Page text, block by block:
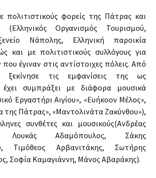
πολιτιστικούς φορείς της Πάτρας και
Οργανισμός Τουρισμού,
Νάπολης, Ελληνική παροικία
και με πολιτιστικούς συλλόγους για
έγιναν στις αντίστοιχες πόλεις. Από
τις εμφανίσεις της ως
έχει συμπράξει με διάφορα μουσικά
Εργαστήρι Αιγίου», «Ευήκοον Μέλος»,
της Πάτρας», «Μαντολινάτα Ζακύνθου»),
συνθέτες και μουσικούς(Ανδρέας
Λουκάς Αδαμόπουλος, Σάκης
Τιμόθεος Αρβανιτάκης, Σωτήρης
Σοφία Καμαγιάννη, Μάνος Αβαράκης).